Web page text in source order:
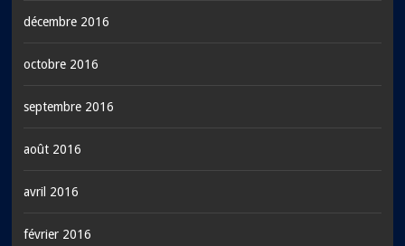
décembre 2016
octobre 2016
septembre 2016
août 2016
avril 2016
février 2016